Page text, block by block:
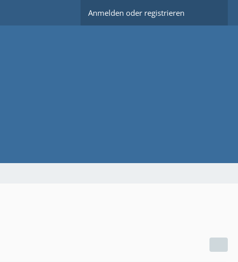
Anmelden oder registrieren